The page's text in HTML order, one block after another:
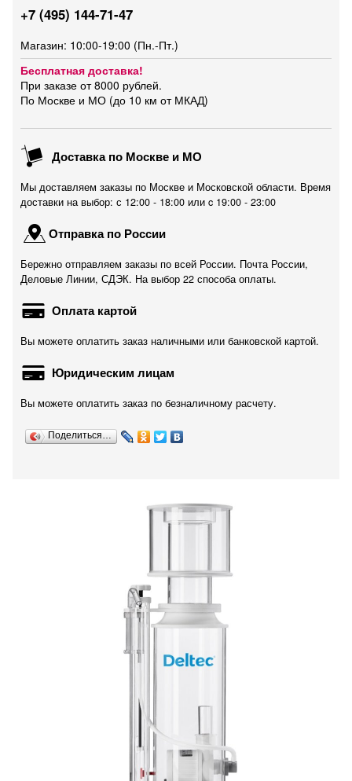
+7 (495) 144-71-47
Магазин: 10:00-19:00 (Пн.-Пт.)
Бесплатная доставка!
При заказе от 8000 рублей.
По Москве и МО (до 10 км от МКАД)
Доставка по Москве и МО
Мы доставляем заказы по Москве и Московской области. Время
доставки на выбор: с 12:00 - 18:00 или c 19:00 - 23:00
Отправка по России
Бережно отправляем заказы по всей России. Почта России,
Деловые Линии, СДЭК. На выбор 22 способа оплаты.
Оплата картой
Вы можете оплатить заказ наличными или банковской картой.
Юридическим лицам
Вы можете оплатить заказ по безналичному расчету.
Поделиться…